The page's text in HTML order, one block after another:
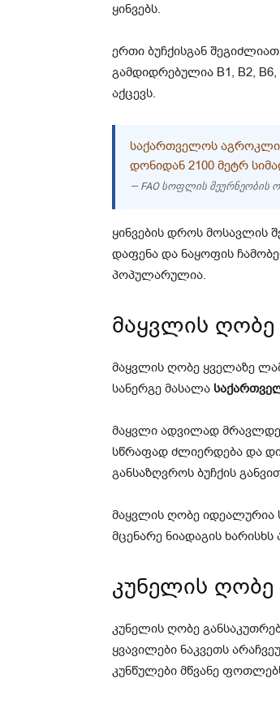
ყინვებს.
ერთი ბუჩქისგან
გამდიდრებულია B1, B2, B6,
აქცევს.
ᲡᲐᲥᲐᲠᲗᲕᲔᲚᲝᲡ
ᲓᲝᲜᲘᲓᲐᲜ 2100 ᲛᲔᲢᲠ
— FAO სოფლის მეურნეობის
ყინვების დროს მოსავლის
დაფენა და ნაყოფის
პოპულარულია.
მაყვლის
მაყვლის ღობე ყველაზე
სანერგე მასალა
მაყვლი ადვილად
სწრაფად ძლიერდება და
განსაზღვროს ბუჩქის
მაყვლის ღობე იდეალურია
მცენარე ნიადაგის
კუნელის ღობე
კუნელის ღობე
ყვავილები ნაკვეთს
კუნწულები მწვანე